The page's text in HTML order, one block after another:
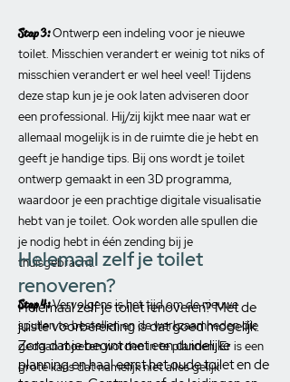
Stap 3:Ontwerp een indeling voor je nieuwe
toilet. Misschien verandert er weinig tot niks of
misschien verandert er wel heel veel! Tijdens
deze stap kun je je ook laten adviseren door
een professional. Hij/zij kijkt mee naar wat er
allemaal mogelijk is in de ruimte die je hebt en
geeft je handige tips. Bij ons wordt je toilet
ontwerp gemaakt in een 3D programma,
waardoor je een prachtige digitale visualisatie
hebt van je toilet. Ook worden alle spullen die
je nodig hebt in één zending bij je
thuisgebracht.
Stap 4:Vervolgens is het tijd om de nieuwe
spullen te bestellen en de werkzaamheden die
gedaan moeten worden in te plannen. Er is een
grote kans dat namelijk niet alles gelijk
Helemaal zelf je toilet
renoveren?
Helemaal zelf je toilet renoveren? Met de
juiste voorbereiding is dat goed mogelijk.
Zorg dat je begint met een duidelijke
planning en haal eerst het oude toilet en de